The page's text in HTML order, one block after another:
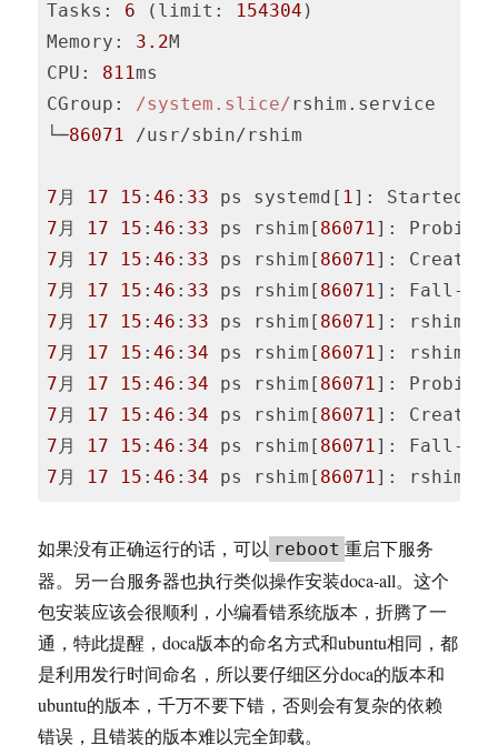
Tasks : 6 (limit: 154304
Memory : 3.2
CPU : 811
CGroup : /system.slice/rshim.service
└─86071 /usr/sbin/rshim
7 月 17 15 :46 : 33 ps systemd[ 1 ]: Started
7 月 17 15 :46 : 33 ps rshim[ 86071 ]: Probing
7 月 17 15 :46 : 33 ps rshim[ 86071 ]: Create
7 月 17 15 :46 : 33 ps rshim[ 86071
7 月 17 15 :46 : 33 ps rshim[ 86071 ]: rshim
7 月 17 15 :46 : 34 ps rshim[ 86071
7 月 17 15 :46 : 34 ps rshim[ 86071 ]: Probing
7 月 17 15 :46 : 34 ps rshim[ 86071 ]: Create
7 月 17 15 :46 : 34 ps rshim[ 86071
7 月 17 15 :46 : 34 ps rshim[ 86071 ]: rshim
JavaScript
(javascript)
如果没有正确运行的话，可以 reboot 重启下服务
器。另一台服务器也执行类似操作安装doca-all。这个
包安装应该会很顺利，小编看错系统版本，折腾了一
通，特此提醒，doca版本的命名方式和ubuntu相同，都
是利用发行时间命名，所以要仔细区分doca的版本和
ubuntu的版本，千万不要下错，否则会有复杂的依赖
错误，且错装的版本难以完全卸载。